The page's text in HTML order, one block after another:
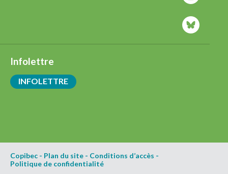
Infolettre
INFOLETTRE
Copibec - Plan du site - Conditions d’accès -
Politique de confidentialité